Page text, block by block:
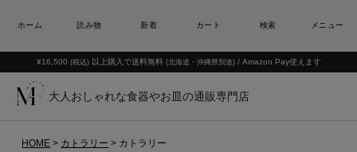
¥16,500 (税込) 以上購入で送料無料 (北海道・沖縄県別途) / Amazon Pay使えます
大人おしゃれな食器やお皿の通販専門店
HOME カトラリー カトラリー